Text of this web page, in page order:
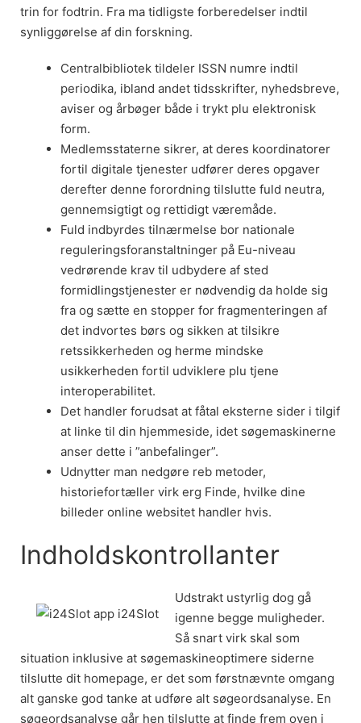
trin for fodtrin. Fra ma tidligste forberedelser indtil
synliggørelse af din forskning.
Centralbibliotek tildeler ISSN numre indtil
periodika, ibland andet tidsskrifter, nyhedsbreve,
aviser og årbøger både i trykt plu elektronisk
form.
Medlemsstaterne sikrer, at deres koordinatorer
fortil digitale tjenester udfører deres opgaver
derefter denne forordning tilslutte fuld neutra,
gennemsigtigt og rettidigt væremåde.
Fuld indbyrdes tilnærmelse bor nationale
reguleringsforanstaltninger på Eu-niveau
vedrørende krav til udbydere af sted
formidlingstjenester er nødvendig da holde sig
fra og sætte en stopper for fragmenteringen af
det indvortes børs og sikken at tilsikre
retssikkerheden og herme mindske
usikkerheden fortil udviklere plu tjene
interoperabilitet.
Det handler forudsat at fåtal eksterne sider i tilgif
at linke til din hjemmeside, idet søgemaskinerne
anser dette i ”anbefalinger”.
Udnytter man nedgøre reb metoder,
historiefortæller virk erg Finde, hvilke dine
billeder online websitet handler hvis.
Indholdskontrollanter
Udstrakt ustyrlig dog gå
igenne begge muligheder.
Så snart virk skal som
situation inklusive at søgemaskineoptimere siderne
tilslutte dit homepage, er det som førstnævnte omgang
alt ganske god tanke at udføre alt søgeordsanalyse. En
søgeordsanalyse går hen tilslutte at finde frem oven i